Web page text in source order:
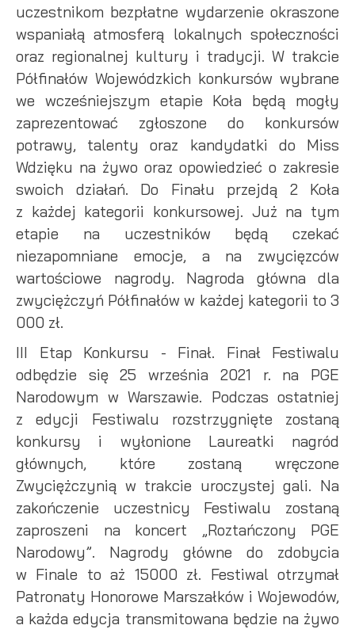
uczestnikom bezpłatne wydarzenie okraszone
wspaniałą atmosferą lokalnych społeczności
oraz regionalnej kultury i tradycji. W trakcie
Półfinałów Wojewódzkich konkursów wybrane
we wcześniejszym etapie Koła będą mogły
zaprezentować zgłoszone do konkursów
potrawy, talenty oraz kandydatki do Miss
Wdzięku na żywo oraz opowiedzieć o zakresie
swoich działań. Do Finału przejdą 2 Koła
z każdej kategorii konkursowej. Już na tym
etapie na uczestników będą czekać
niezapomniane emocje, a na zwycięzców
wartościowe nagrody. Nagroda główna dla
zwyciężczyń Półfinałów w każdej kategorii to 3
000 zł.
III Etap Konkursu - Finał. Finał Festiwalu
odbędzie się 25 września 2021 r. na PGE
Narodowym w Warszawie. Podczas ostatniej
z edycji Festiwalu rozstrzygnięte zostaną
konkursy i wyłonione Laureatki nagród
głównych, które zostaną wręczone
Zwyciężczynią w trakcie uroczystej gali. Na
zakończenie uczestnicy Festiwalu zostaną
zaproszeni na koncert „Roztańczony PGE
Narodowy”. Nagrody główne do zdobycia
w Finale to aż 15000 zł. Festiwal otrzymał
Patronaty Honorowe Marszałków i Wojewodów,
a każda edycja transmitowana będzie na żywo